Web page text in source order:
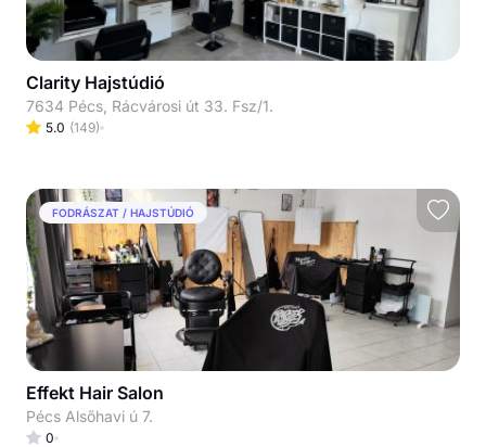
Clarity Hajstúdió
7634 Pécs, Rácvárosi út 33. Fsz/1.
5.0 (149)
FODRÁSZAT / HAJSTÚDIÓ
Effekt Hair Salon
Pécs Alsőhavi ú 7.
0